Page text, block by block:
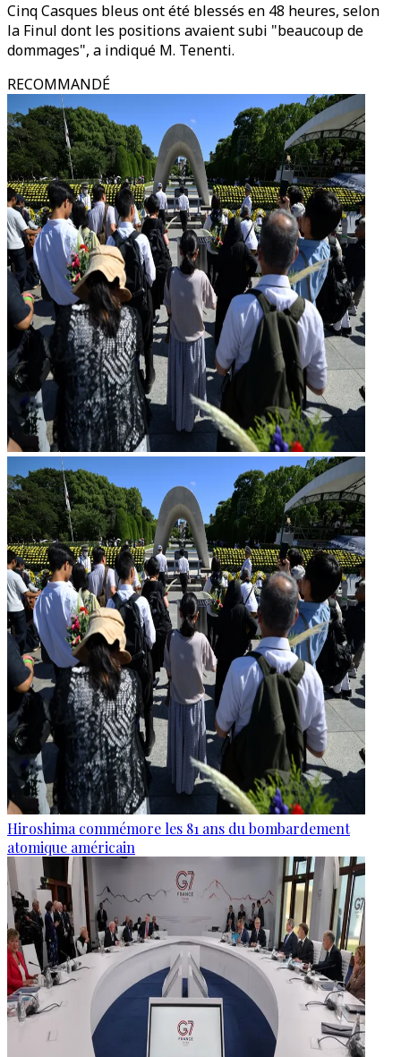
Cinq Casques bleus ont été blessés en 48 heures, selon
la Finul dont les positions avaient subi "beaucoup de
dommages", a indiqué M. Tenenti.
RECOMMANDÉ
Hiroshima commémore les 81 ans du bombardement
atomique américain